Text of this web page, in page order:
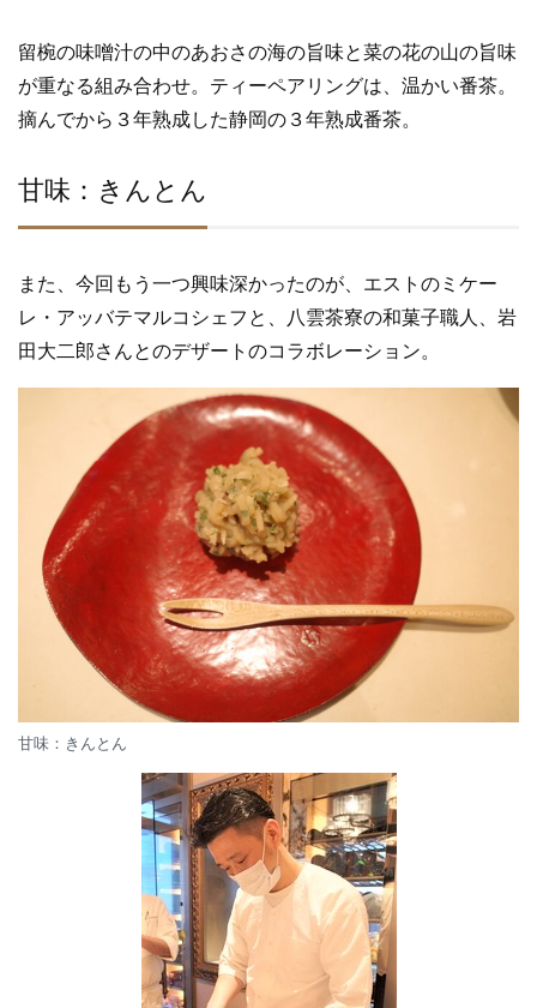
留椀の味噌汁の中のあおさの海の旨味と菜の花の山の旨味
が重なる組み合わせ。ティーペアリングは、温かい番茶。
摘んでから３年熟成した静岡の３年熟成番茶。
甘味：きんとん
また、今回もう一つ興味深かったのが、エストのミケー
レ・アッバテマルコシェフと、八雲茶寮の和菓子職人、岩
田大二郎さんとのデザートのコラボレーション。
甘味：きんとん